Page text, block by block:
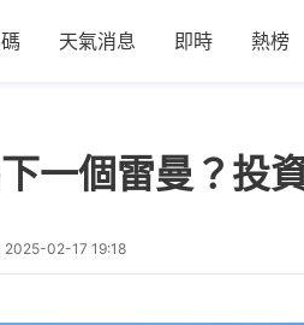
天氣消息 即時 熱榜
一個雷曼？
2025-02-17 19:18